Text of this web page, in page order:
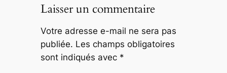
Laisser un commentaire
Votre adresse e-mail ne sera pas
publiée. Les champs obligatoires
sont indiqués avec *